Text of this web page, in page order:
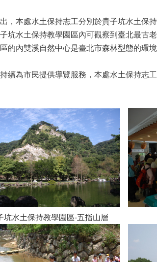
本處水土保持志工分別於貴子坑水土保
坑水土保持教學園區內可觀察到臺北最古
的內雙溪自然中心是臺北市森林型態的環
為市民提供導覽服務，本處水土保持志
坑水土保持教學園區-五指山層 內